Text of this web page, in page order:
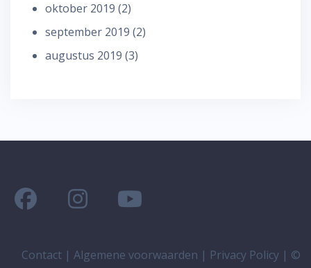
oktober 2019 (2)
september 2019 (2)
augustus 2019 (3)
Contact | Algemene voorwaarden | Privacy Policy | ©